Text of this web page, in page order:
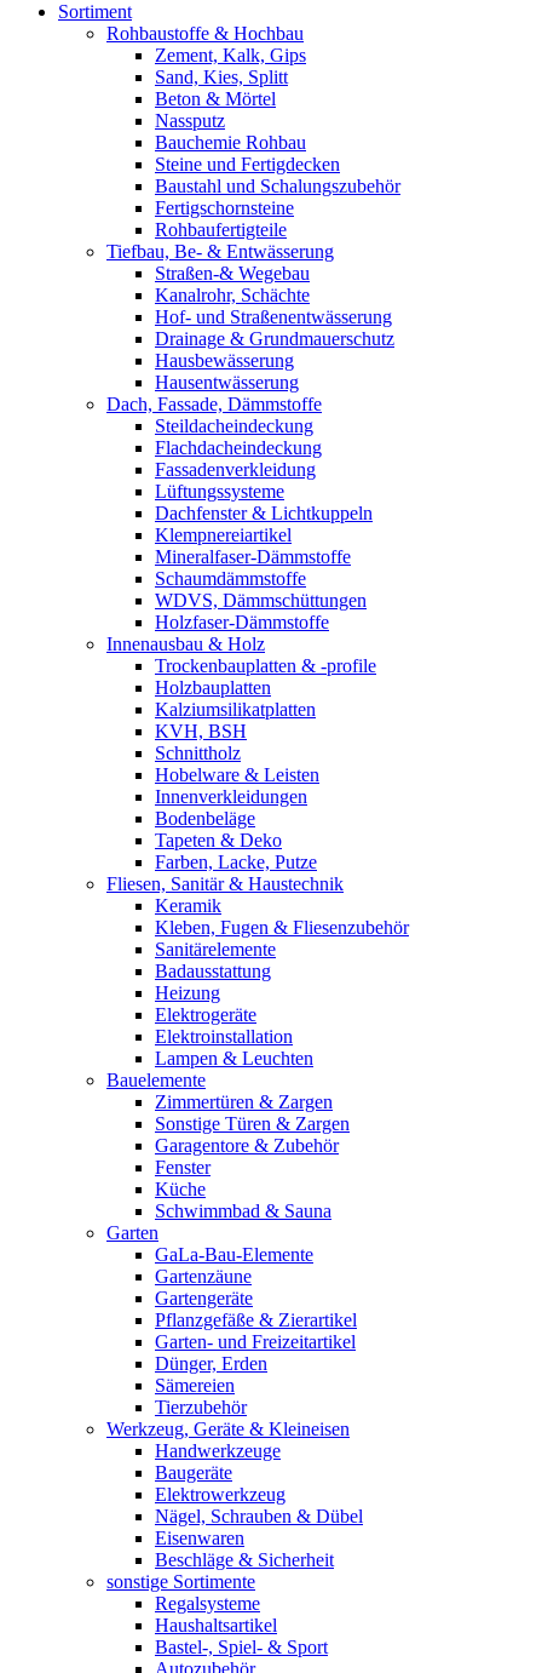
Sortiment
Rohbaustoffe & Hochbau
Zement, Kalk, Gips
Sand, Kies, Splitt
Beton & Mörtel
Nassputz
Bauchemie Rohbau
Steine und Fertigdecken
Baustahl und Schalungszubehör
Fertigschornsteine
Rohbaufertigteile
Tiefbau, Be- & Entwässerung
Straßen-& Wegebau
Kanalrohr, Schächte
Hof- und Straßenentwässerung
Drainage & Grundmauerschutz
Hausbewässerung
Hausentwässerung
Dach, Fassade, Dämmstoffe
Steildacheindeckung
Flachdacheindeckung
Fassadenverkleidung
Lüftungssysteme
Dachfenster & Lichtkuppeln
Klempnereiartikel
Mineralfaser-Dämmstoffe
Schaumdämmstoffe
WDVS, Dämmschüttungen
Holzfaser-Dämmstoffe
Innenausbau & Holz
Trockenbauplatten & -profile
Holzbauplatten
Kalziumsilikatplatten
KVH, BSH
Schnittholz
Hobelware & Leisten
Innenverkleidungen
Bodenbeläge
Tapeten & Deko
Farben, Lacke, Putze
Fliesen, Sanitär & Haustechnik
Keramik
Kleben, Fugen & Fliesenzubehör
Sanitärelemente
Badausstattung
Heizung
Elektrogeräte
Elektroinstallation
Lampen & Leuchten
Bauelemente
Zimmertüren & Zargen
Sonstige Türen & Zargen
Garagentore & Zubehör
Fenster
Küche
Schwimmbad & Sauna
Garten
GaLa-Bau-Elemente
Gartenzäune
Gartengeräte
Pflanzgefäße & Zierartikel
Garten- und Freizeitartikel
Dünger, Erden
Sämereien
Tierzubehör
Werkzeug, Geräte & Kleineisen
Handwerkzeuge
Baugeräte
Elektrowerkzeug
Nägel, Schrauben & Dübel
Eisenwaren
Beschläge & Sicherheit
sonstige Sortimente
Regalsysteme
Haushaltsartikel
Bastel-, Spiel- & Sport
Autozubehör